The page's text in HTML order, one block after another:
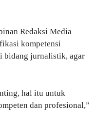
Redaksi Media
kompetensi
bidang jurnalistik, agar
hal itu untuk
dan profesional,”